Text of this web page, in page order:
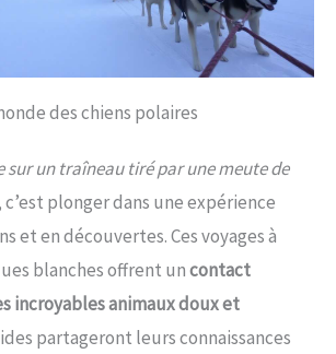
des chiens polaires
sur un traîneau tiré par une meute de
c’est plonger dans une expérience
et en découvertes. Ces voyages à
blanches offrent uncontact
incroyables animaux doux et
partageront leurs connaissances